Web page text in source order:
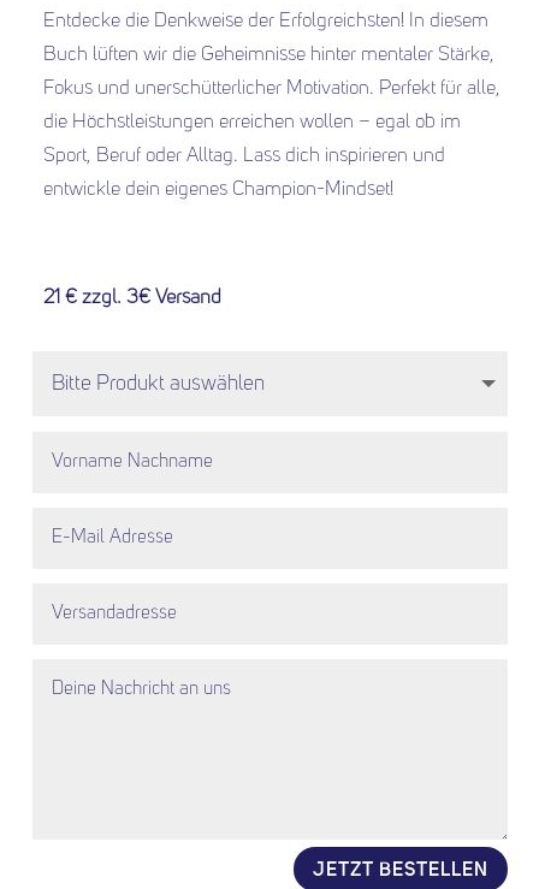
Entdecke die Denkweise der Erfolgreichsten! In diesem
Buch lüften wir die Geheimnisse hinter mentaler Stärke,
Fokus und unerschütterlicher Motivation. Perfekt für alle,
die Höchstleistungen erreichen wollen – egal ob im
Sport, Beruf oder Alltag. Lass dich inspirieren und
entwickle dein eigenes Champion-Mindset!
21 € zzgl. 3€ Versand
JETZT BESTELLEN